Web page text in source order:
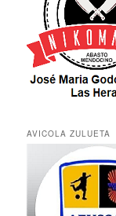
AVICOLA ZULUETA